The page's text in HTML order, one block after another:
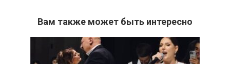
Вам также может быть интересно